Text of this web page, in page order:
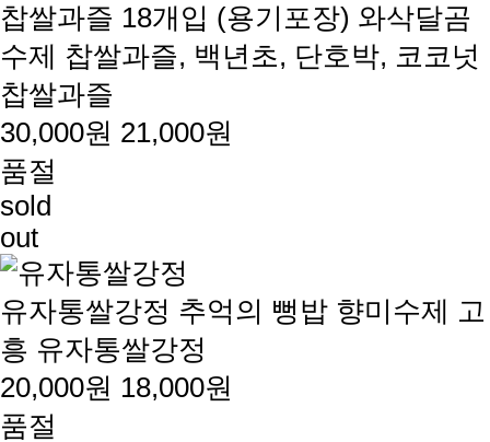
찹쌀과즐 18개입 (용기포장) 와삭달곰
수제 찹쌀과즐, 백년초, 단호박, 코코넛
찹쌀과즐
30,000원 21,000원
품절
sold
out
유자통쌀강정 추억의 뻥밥 향미수제 고
흥 유자통쌀강정
20,000원 18,000원
품절